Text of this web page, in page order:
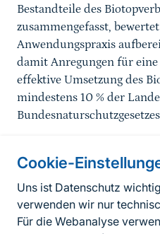
Cookie-
Uns ist Datenschutz
verwenden wir nur
Für die Webanalyse
Bestandteile des
zusammengefasst,
Anwendungspraxis
damit Anregungen für
effektive Umsetzung des
mindestens 10 % der
Informationen zur
FußzeileKontakt